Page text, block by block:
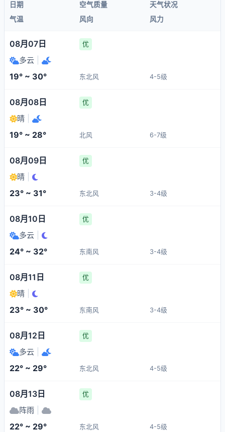
日期 空气质量
天气状况
气温
风向 风力
08月07日 优
多云
19° ~ 30° 东北风 4-5级
08月08日 优
晴
19° ~ 28° 北风 6-7级
08月09日 优
晴
23° ~ 31° 东北风 3-4级
08月10日 优
多云
24° ~ 32° 东南风 3-4级
08月11日 优
晴
23° ~ 30° 东南风 3-4级
08月12日 优
多云
22° ~ 29° 东北风 4-5级
08月13日 优
阵雨
22° ~ 29° 东北风 4-5级